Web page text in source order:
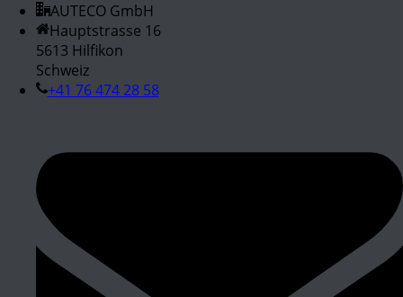
AUTECO GmbH
Hauptstrasse 16
5613 Hilfikon
Schweiz
+41 76 474 28 58